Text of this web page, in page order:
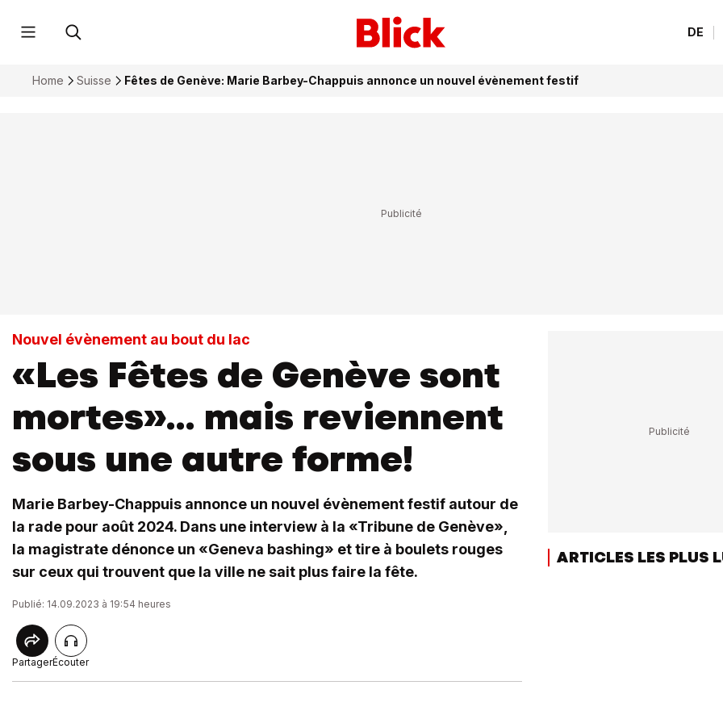
DE
Home Suisse Fêtes de Genève: Marie Barbey-Chappuis annonce un nouvel évènement festif
Nouvel évènement au bout du lac
«Les Fêtes de Genève sont
mortes»... mais reviennent
sous une autre forme!
Marie Barbey-Chappuis annonce un nouvel évènement festif autour de
la rade pour août 2024. Dans une interview à la «Tribune de Genève»,
la magistrate dénonce un «Geneva bashing» et tire à boulets rouges
sur ceux qui trouvent que la ville ne sait plus faire la fête.
Publié: 14.09.2023 à 19:54 heures
PartagerÉcouter
ARTICLES LES PLUS